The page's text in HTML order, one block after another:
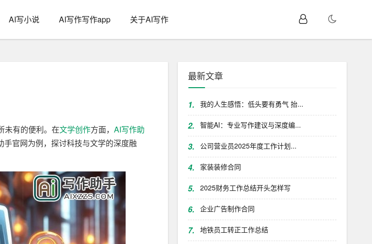
AI写小说 AI写作写作app 关于AI写作
未有的便利。在文学创作方面， AI写作助
手官网为例，探讨科技与文学的深度融
最新文章
1. 我的人生感悟：低头要有勇气 抬...
2. 智能AI：专业写作建议与深度编...
3. 公司营业员2025年度工作计划...
4. 家装装修合同
5. 2025财务工作总结开头怎样写
6. 企业广告制作合同
7. 地铁员工转正工作总结